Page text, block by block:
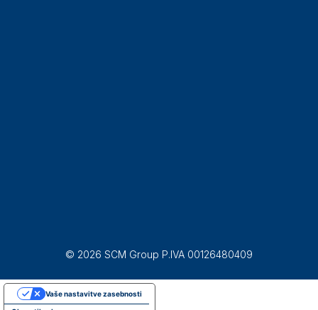
© 2026 SCM Group P.IVA 00126480409
Vaše nastavitve zasebnosti